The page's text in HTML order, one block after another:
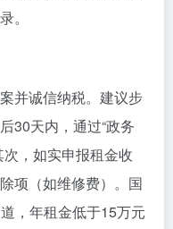
。
并诚信纳税。建议步
30天内，通过“政务
，如实申报租金收
项（如维修费）。国
，年租金低于15万元